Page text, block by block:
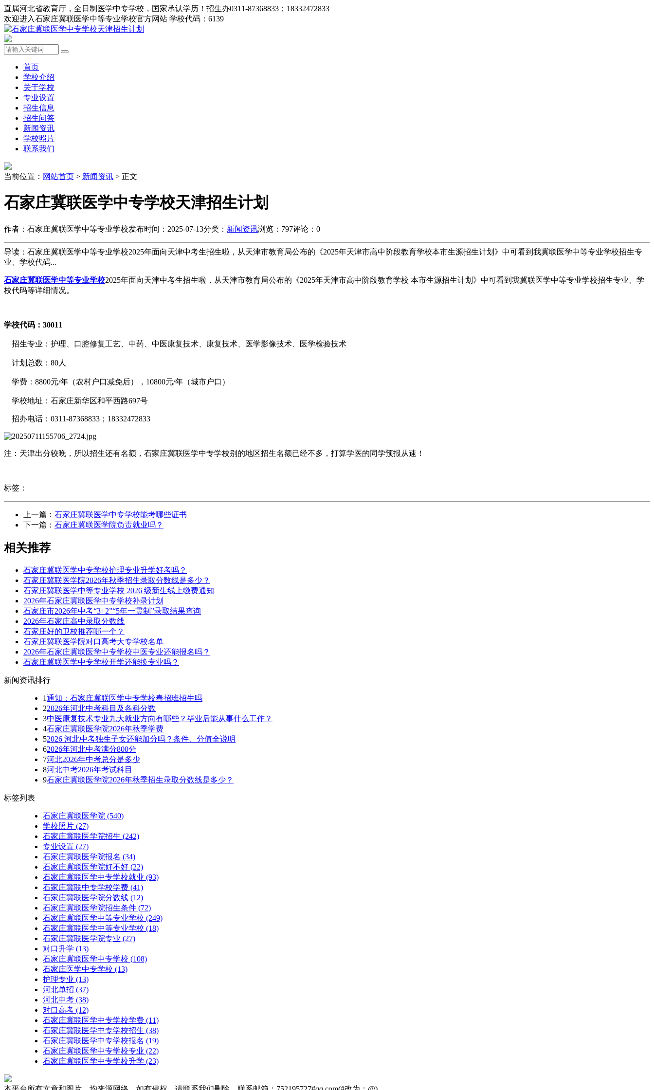
直属河北省教育厅，全日制医学中专学校，国家承认学历！招生办0311-87368833；18332472833
欢迎进入石家庄冀联医学中等专业学校官方网站 学校代码：6139
首页
学校介绍
关于学校
专业设置
招生信息
招生问答
新闻资讯
学校照片
联系我们
当前位置： 网站首页 > 新闻资讯 > 正文
石家庄冀联医学中专学校天津招生计划
作者：石家庄冀联医学中等专业学校发布时间：2025-07-13分类： 新闻资讯浏览：797评论：0
导读：石家庄冀联医学中等专业学校2025年面向天津中考生招生啦，从天津市教育局公布的《2025年天津市高中阶段教育学校本市生源招生计划》中可看到我冀联医学中等专业学校招生专
业、学校代码...
石家庄冀联医学中等专业学校2025年面向天津中考生招生啦，从天津市教育局公布的《2025年天津市高中阶段教育学校 本市生源招生计划》中可看到我冀联医学中等专业学校招生专业、学
校代码等详细情况。
学校代码：30011
招生专业：护理、口腔修复工艺、中药、中医康复技术、康复技术、医学影像技术、医学检验技术
计划总数：80人
学费：8800元/年（农村户口减免后），10800元/年（城市户口）
学校地址：石家庄新华区和平西路697号
招办电话：0311-87368833；18332472833
注：天津出分较晚，所以招生还有名额，石家庄冀联医学中专学校别的地区招生名额已经不多，打算学医的同学预报从速！
标签：
上一篇： 石家庄冀联医学中专学校能考哪些证书
下一篇： 石家庄冀联医学院负责就业吗？
相关推荐
石家庄冀联医学中专学校护理专业升学好考吗？
石家庄冀联医学院2026年秋季招生录取分数线是多少？
石家庄冀联医学中等专业学校 2026 级新生线上缴费通知
2026年石家庄冀联医学中专学校补录计划
石家庄市2026年中考“3+2”“5年一贯制”录取结果查询
2026年石家庄高中录取分数线
石家庄好的卫校推荐哪一个？
石家庄冀联医学院对口高考大专学校名单
2026年石家庄冀联医学中专学校中医专业还能报名吗？
石家庄冀联医学中专学校开学还能换专业吗？
新闻资讯排行
1通知：石家庄冀联医学中专学校春招班招生吗
22026年河北中考科目及各科分数
3中医康复技术专业九大就业方向有哪些？毕业后能从事什么工作？
4石家庄冀联医学院2026年秋季学费
52026 河北中考独生子女还能加分吗？条件、分值全说明
62026年河北中考满分800分
7河北2026年中考总分是多少
8河北中考2026年考试科目
9石家庄冀联医学院2026年秋季招生录取分数线是多少？
标签列表
石家庄冀联医学院 (540)
学校照片 (27)
石家庄冀联医学院招生 (242)
专业设置 (27)
石家庄冀联医学院报名 (34)
石家庄冀联医学院好不好 (22)
石家庄冀联医学中专学校就业 (93)
石家庄冀联中专学校学费 (41)
石家庄冀联医学院分数线 (12)
石家庄冀联医学院招生条件 (72)
石家庄冀联医学中等专业学校 (249)
石家庄冀联医学中等专业学校​ (18)
石家庄冀联医学院专业 (27)
对口升学 (13)
石家庄冀联医学中专学校 (108)
石家庄医学中专学校 (13)
护理专业 (13)
河北单招 (37)
河北中考 (38)
对口高考 (12)
石家庄冀联医学中专学校学费 (11)
石家庄冀联医学中专学校招生 (38)
石家庄冀联医学中专学校报名 (19)
石家庄冀联医学中专学校专业 (22)
石家庄冀联医学中专学校升学 (23)